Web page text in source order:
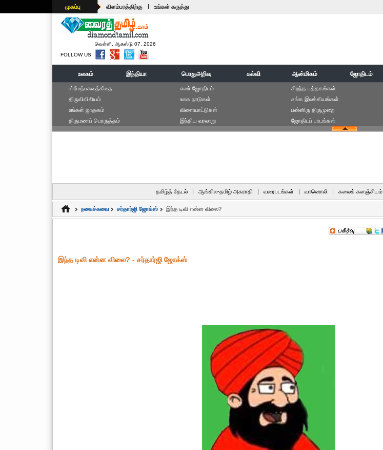
முகப்பு விளம்பரத்திற்கு | உங்கள் கருத்து
வெள்ளி, ஆகஸ்டு 07, 2026
FOLLOW US
உலகம் இந்தியா பொதுஅறிவு கல்வி ஆன்மிகம் ஜோதிடம்
ஸ்ரீமத்பகவத்கீதை
திருவிவிலியம்
உங்கள் ஜாதகம்
திருமணப் பொருத்தம்
எ‌ண் ஜோ‌திட‌ம்
உலக நாடுகள்
விளையாட்டுகள்
இந்திய வரலாறு
சிறந்த புத்தகங்கள்
சங்க இலக்கியங்கள்
பன்னிரு திருமுறை
ஜோதிடப் பாடங்கள்
தமிழ்த் தேடல் | ஆங்கில-தமிழ் அகராதி | வரைபடங்கள் | வானொலி | கலைக் களஞ்சியம்
நகைச்சுவை சர்தார்ஜி ஜோக்ஸ் இந்த டிவி என்ன விலை?
இந்த டிவி என்ன விலை? - சர்தார்ஜி ஜோக்ஸ்